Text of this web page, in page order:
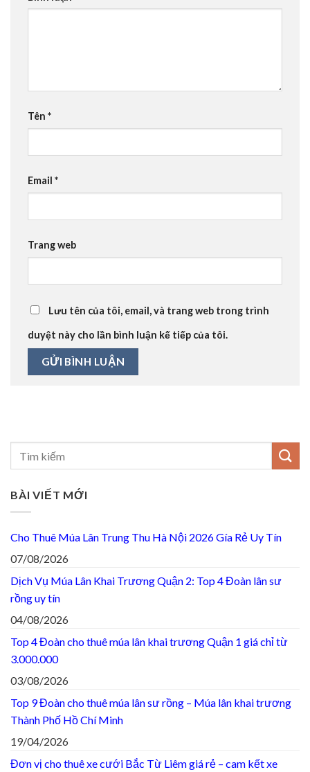
Tên *
Email *
Trang web
Lưu tên của tôi, email, và trang web trong trình
duyệt này cho lần bình luận kế tiếp của tôi.
BÀI VIẾT MỚI
Cho Thuê Múa Lân Trung Thu Hà Nội 2026 Gía Rẻ Uy Tín
07/08/2026
Dịch Vụ Múa Lân Khai Trương Quận 2: Top 4 Đoàn lân sư
rồng uy tín
04/08/2026
Top 4 Đoàn cho thuê múa lân khai trương Quận 1 giá chỉ từ
3.000.000
03/08/2026
Top 9 Đoàn cho thuê múa lân sư rồng – Múa lân khai trương
Thành Phố Hồ Chí Minh
19/04/2026
Đơn vị cho thuê xe cưới Bắc Từ Liêm giá rẻ – cam kết xe